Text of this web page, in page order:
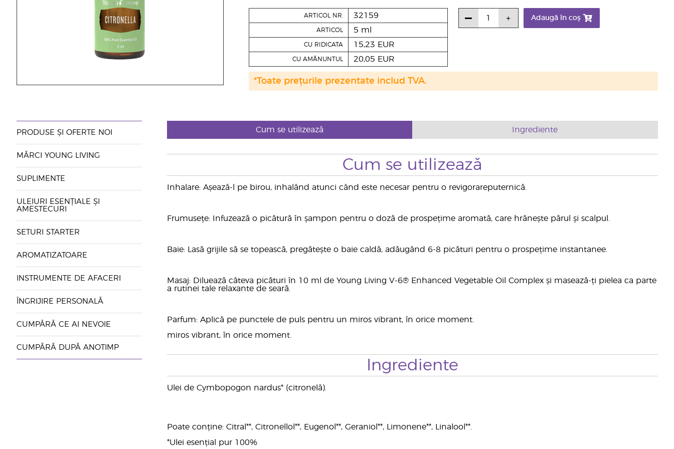
ARTICOL NR. 32159
ARTICOL 5 ml
CU RIDICATA 15,23 EUR
CU AMĂNUNTUL 20,05 EUR
Adaugă în coș
*Toate prețurile prezentate includ TVA.
PRODUSE ȘI OFERTE NOI
MĂRCI YOUNG LIVING
SUPLIMENTE
ULEIURI ESENȚIALE ȘI
AMESTECURI
SETURI STARTER
AROMATIZATOARE
INSTRUMENTE DE AFACERI
ÎNGRIJIRE PERSONALĂ
CUMPĂRĂ CE AI NEVOIE
CUMPĂRĂ DUPĂ ANOTIMP
Cum se utilizează Ingrediente
Cum se utilizează
Inhalare: Așează-l pe birou, inhalând atunci când este necesar pentru o revigorareputernică.
Frumusețe: Infuzează o picătură în șampon pentru o doză de prospețime aromată, care hrănește părul și scalpul.
Baie: Lasă grijile să se topească, pregătește o baie caldă, adăugând 6-8 picături pentru o prospețime instantanee.
Masaj: Diluează câteva picături în 10 ml de Young Living V-6® Enhanced Vegetable Oil Complex și masează-ți pielea ca parte
a rutinei tale relaxante de seară.
Parfum: Aplică pe punctele de puls pentru un miros vibrant, în orice moment.
miros vibrant, în orice moment.
Ingrediente
Ulei de Cymbopogon nardus* (citronelă).
Poate conține: Citral**, Citronellol**, Eugenol**, Geraniol**, Limonene**, Linalool**.
*Ulei esențial pur 100%